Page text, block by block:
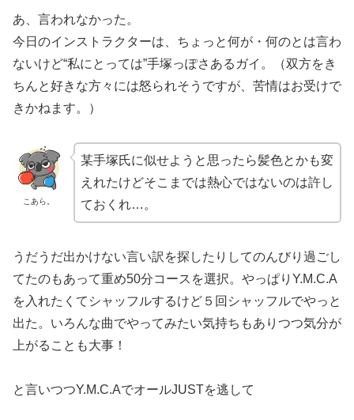
あ、言われなかった。
今日のインストラクターは、ちょっと何が・何のとは言わ
ないけど“私にとっては”手塚っぽさあるガイ。（双方をき
ちんと好きな方々には怒られそうですが、苦情はお受けで
きかねます。）
こあら。
某手塚氏に似せようと思ったら髪色とかも変
えれたけどそこまでは熱心ではないのは許し
ておくれ…。
うだうだ出かけない言い訳を探したりしてのんびり過ごし
てたのもあって重め50分コースを選択。やっぱりY.M.C.A
を入れたくてシャッフルするけど５回シャッフルでやっと
出た。いろんな曲でやってみたい気持ちもありつつ気分が
上がることも大事！
と言いつつY.M.C.AでオールJUSTを逃して